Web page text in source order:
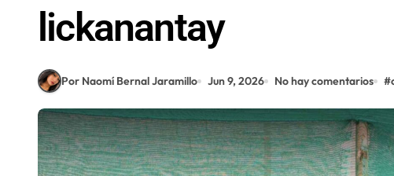
lickanantay
Por Naomí Bernal Jaramillo Jun 9, 2026 No hay comentarios #